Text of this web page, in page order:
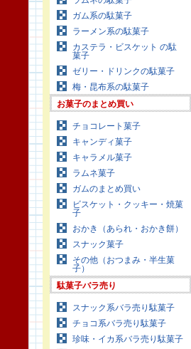
ガム系の駄菓子
ラーメン系の駄菓子
カステラ・ビスケット の駄
菓子
ゼリー・ドリンクの駄菓子
梅・昆布系の駄菓子
お菓子のまとめ買い
チョコレート菓子
キャンディ菓子
キャラメル菓子
ラムネ菓子
ガムのまとめ買い
ビスケット・クッキー・焼菓
子
おかき（あられ・おかき餅）
スナック菓子
その他（おつまみ・半生菓
子）
駄菓子バラ売り
スナック系バラ売り駄菓子
チョコ系バラ売り駄菓子
珍味・イカ系バラ売り駄菓子